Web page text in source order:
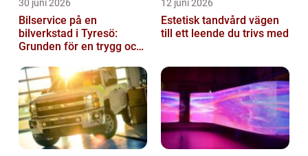
30 juni 2026
Bilservice på en
bilverkstad i Tyresö:
Grunden för en trygg och
12 juni 2026
Estetisk tandvård vägen
till ett leende du trivs med